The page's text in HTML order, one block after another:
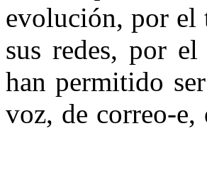
evolución, por
sus redes, por
han permitido
voz, de correo-e,